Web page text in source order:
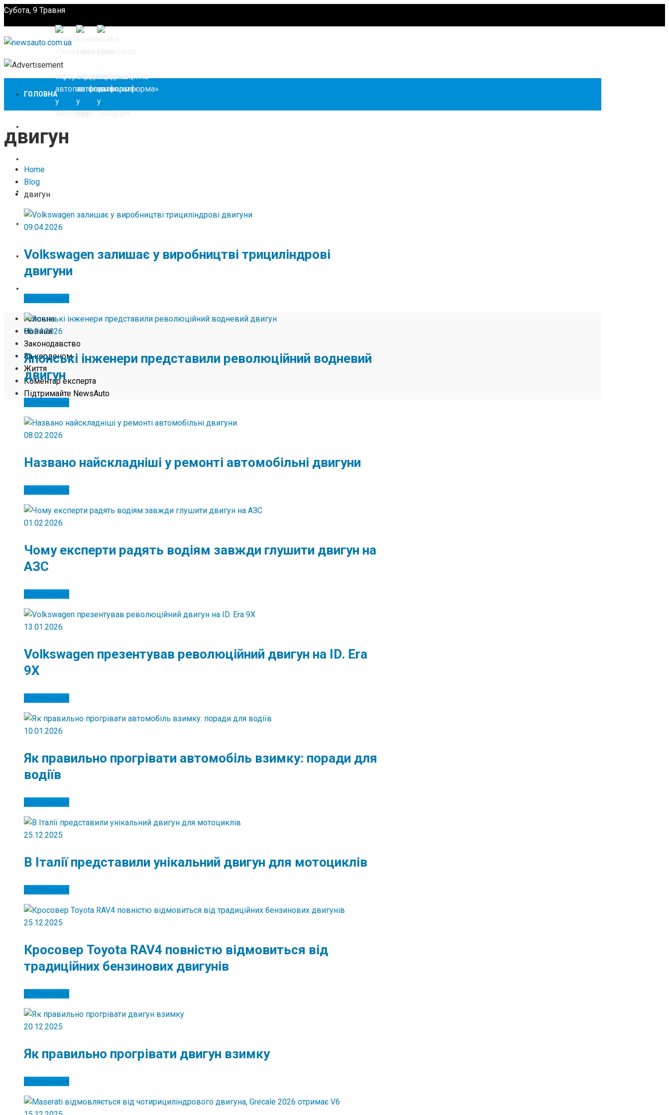
Субота, 9 Травня
ГОЛОВНА
ЗА КОРДОНОМ
ЖИТТЯ
КОМЕНТАР ЕКСПЕРТА
Головна
Новини
Законодавство
За кордоном
Життя
Коментар експерта
Підтримайте NewsAuto
двигун
Home
Blog
двигун
09.04.2026
Volkswagen залишає у виробництві трициліндрові
двигуни
Детальніше
06.04.2026
Японські інженери представили революційний водневий
двигун
Детальніше
08.02.2026
Названо найскладніші у ремонті автомобільні двигуни
Детальніше
01.02.2026
Чому експерти радять водіям завжди глушити двигун на
АЗС
Детальніше
13.01.2026
Volkswagen презентував революційний двигун на ID. Era
9X
Детальніше
10.01.2026
Як правильно прогрівати автомобіль взимку: поради для
водіїв
Детальніше
25.12.2025
В Італії представили унікальний двигун для мотоциклів
Детальніше
25.12.2025
Кросовер Toyota RAV4 повністю відмовиться від
традиційних бензинових двигунів
Детальніше
20.12.2025
Як правильно прогрівати двигун взимку
Детальніше